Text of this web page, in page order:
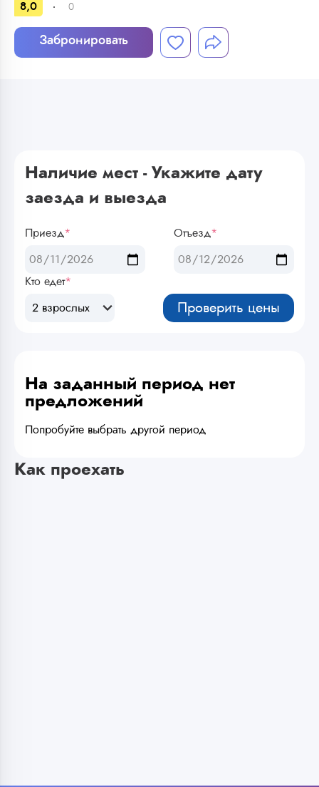
8,0 0
Забронировать
Наличие мест - Укажите дату
заезда и выезда
Приезд* Отъезд*
Кто едет*
2 взрослых Проверить цены
На заданный период нет
предложений
Попробуйте выбрать другой период
Как проехать